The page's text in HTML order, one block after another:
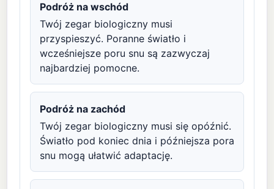
Podróż na wschód
Twój zegar biologiczny musi
przyspieszyć. Poranne światło i
wcześniejsze poru snu są zazwyczaj
najbardziej pomocne.
Podróż na zachód
Twój zegar biologiczny musi się opóźnić.
Światło pod koniec dnia i późniejsza pora
snu mogą ułatwić adaptację.